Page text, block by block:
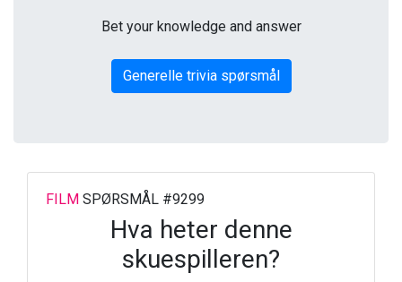
Bet your knowledge and answer
Generelle trivia spørsmål
FILM SPØRSMÅL #9299
Hva heter denne
skuespilleren?